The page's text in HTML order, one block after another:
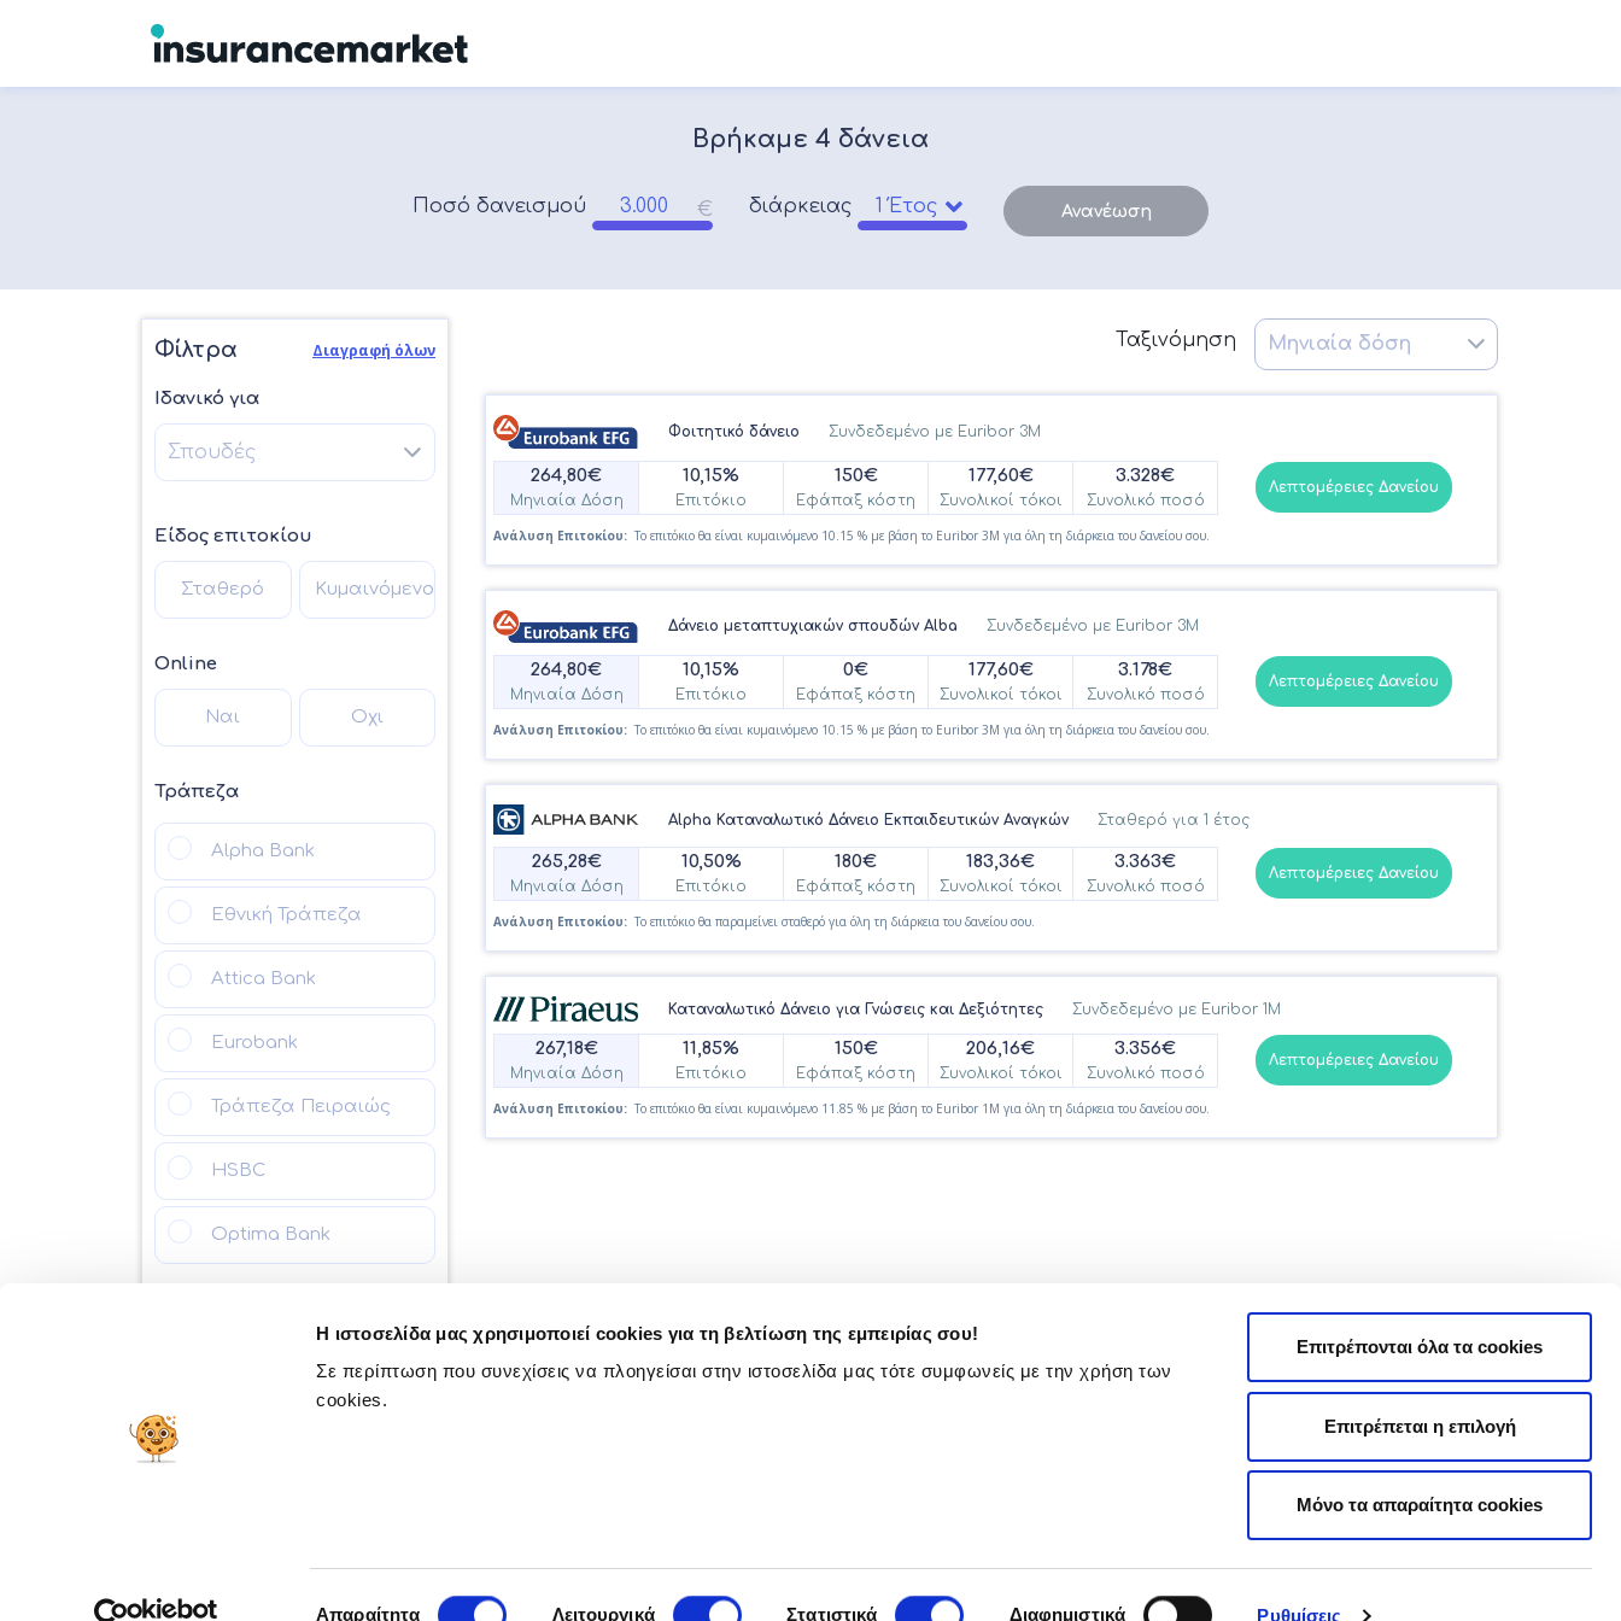
Η ιστοσελίδα μας χρησιμοποιεί cookies για τη βελτίωση της εμπειρίας σου!
Σε περίπτωση που συνεχίσεις να πλοηγείσαι στην ιστοσελίδα μας τότε συμφωνείς με την χρήση των
cookies.
Απαραίτητα Λειτουργικά Στατιστικά Διαφημιστικά Ρυθμίσεις
Επιτρέπονται όλα τα cookies
Επιτρέπεται η επιλογή
Μόνο τα απαραίτητα cookies
Βρήκαμε 4 δάνεια
Ποσό δανεισμού διάρκειας Ανανέωση
Φίλτρα Διαγραφή όλων
Ιδανικό για
Είδος επιτοκίου
Σταθερό Κυμαινόμενο
Online
Ναι Οχι
Τράπεζα
Alpha Bank
Εθνική Τράπεζα
Attica Bank
Eurobank
Τράπεζα Πειραιώς
HSBC
Optima Bank
Εφαρμογή φίλτρου
Ταξινόμηση
Φοιτητικό δάνειο Συνδεδεμένο με Euribor 3M
264,80€
Μηνιαία Δόση
10,15%
Επιτόκιο
150€
Εφάπαξ κόστη
177,60€
Συνολικοί τόκοι
3.328€
Συνολικό ποσό
Λεπτομέρειες Δανείου
Ανάλυση Επιτοκίου: Το επιτόκιο θα είναι κυμαινόμενο 10.15 % με βάση το Euribor 3M για όλη τη διάρκεια του δανείου σου.
Δάνειο μεταπτυχιακών σπουδών Alba Συνδεδεμένο με Euribor 3M
264,80€
Μηνιαία Δόση
10,15%
Επιτόκιο
0€
Εφάπαξ κόστη
177,60€
Συνολικοί τόκοι
3.178€
Συνολικό ποσό
Λεπτομέρειες Δανείου
Ανάλυση Επιτοκίου: Το επιτόκιο θα είναι κυμαινόμενο 10.15 % με βάση το Euribor 3M για όλη τη διάρκεια του δανείου σου.
Alpha Καταναλωτικό Δάνειο Εκπαιδευτικών Αναγκών Σταθερό για 1 έτος
265,28€
Μηνιαία Δόση
10,50%
Επιτόκιο
180€
Εφάπαξ κόστη
183,36€
Συνολικοί τόκοι
3.363€
Συνολικό ποσό
Λεπτομέρειες Δανείου
Ανάλυση Επιτοκίου: Το επιτόκιο θα παραμείνει σταθερό για όλη τη διάρκεια του δανείου σου.
Καταναλωτικό Δάνειο για Γνώσεις και Δεξιότητες Συνδεδεμένο με Euribor 1M
267,18€
Μηνιαία Δόση
11,85%
Επιτόκιο
150€
Εφάπαξ κόστη
206,16€
Συνολικοί τόκοι
3.356€
Συνολικό ποσό
Λεπτομέρειες Δανείου
Ανάλυση Επιτοκίου: Το επιτόκιο θα είναι κυμαινόμενο 11.85 % με βάση το Euribor 1M για όλη τη διάρκεια του δανείου σου.
Τα προϊόντα καταναλωτικού δανείου που προβάλλονται καθώς και τα παρουσιαζόμενα στοιχεία που αφορούν σε αυτά ελέγχονται σε τακτική βάση
Οι παρεχόμενες πληροφορίες αποσκοπούν αποκλειστικά στην ενημέρωση των ενδιαφερομένων, χωρίς να αποτελούν πρόταση συναλλαγής με τους
αναφερόμενους παρόχους και δεν έχουν χαρακτήρα σύστασης ή συμβουλής. Οι διαχειριστές του παρόντος ιστοτόπου δεν φέρουν καμία ευθύνη για
προβείτε σε σχετικές συναλλαγές, διότι ενδέχεται να έχουν μεσολαβήσει αλλαγές τόσο στις αναφερόμενες υπηρεσίες/παροχές, όσο και στα σχετικά
επιτόκια.